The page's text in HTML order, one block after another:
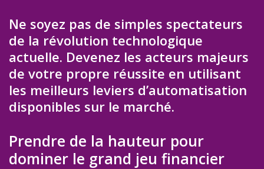
Ne soyez pas de simples spectateurs
de la révolution technologique
actuelle. Devenez les acteurs majeurs
de votre propre réussite en utilisant
les meilleurs leviers d’automatisation
disponibles sur le marché.
Prendre de la hauteur pour
dominer le grand jeu financier